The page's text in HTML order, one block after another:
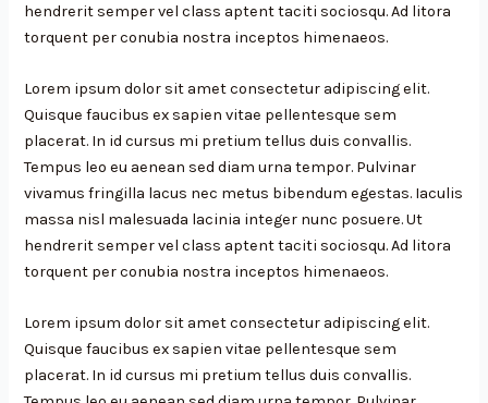
hendrerit semper vel class aptent taciti sociosqu. Ad litora
torquent per conubia nostra inceptos himenaeos.
Lorem ipsum dolor sit amet consectetur adipiscing elit.
Quisque faucibus ex sapien vitae pellentesque sem
placerat. In id cursus mi pretium tellus duis convallis.
Tempus leo eu aenean sed diam urna tempor. Pulvinar
vivamus fringilla lacus nec metus bibendum egestas. Iaculis
massa nisl malesuada lacinia integer nunc posuere. Ut
hendrerit semper vel class aptent taciti sociosqu. Ad litora
torquent per conubia nostra inceptos himenaeos.
Lorem ipsum dolor sit amet consectetur adipiscing elit.
Quisque faucibus ex sapien vitae pellentesque sem
placerat. In id cursus mi pretium tellus duis convallis.